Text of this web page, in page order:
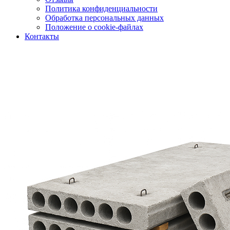
Политика конфиденциальности
Обработка персональных данных
Положение о cookie-файлах
Контакты